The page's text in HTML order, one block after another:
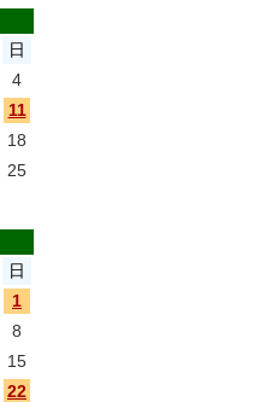
日
4
11
18
25
日
1
8
15
22